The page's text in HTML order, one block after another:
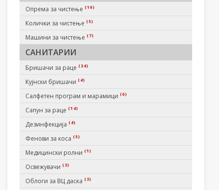
Опрема за чистење (16)
Колички за чистење (5)
Машини за чистење (7)
САНИТАРИИ
Бришачи за раце (24)
Кујнски бришачи (4)
Салфетен програм и марамици (6)
Сапун за раце (14)
Дезинфекција (4)
Фенови за коса (5)
Медицински ролни (1)
Освежувачи (3)
Облоги за ВЦ даска (3)